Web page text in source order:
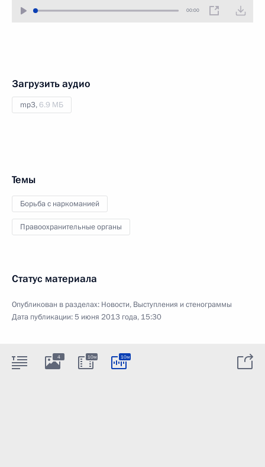
00:00
Загрузить аудио
mp3,6.9 МБ
Темы
Борьба с наркоманией
Правоохранительные органы
Статус материала
Опубликован в разделах: Новости, Выступления и стенограммы
Дата публикации:5 июня 2013 года, 15:30
4 10м 10м